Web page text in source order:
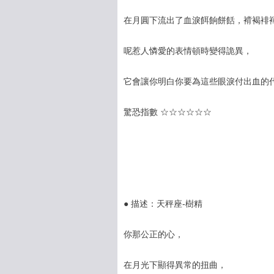
在月圓下流出了血淚餌餉餅餂，褙褐裶
呢惹人憐愛的表情頓時變得詭異，
它會讓你明白你要為這些眼淚付出血的
驚恐指數 ☆☆☆☆☆☆
● 描述：天秤座-樹精
你那公正的心，
在月光下顯得異常的扭曲，